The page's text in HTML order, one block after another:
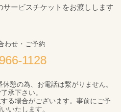
ービスチケットをお渡しします
わせ・ご予約
1128
憩の為、お電話は繋がりません。
承下さい。
る場合がございます。事前にご予
いたします。